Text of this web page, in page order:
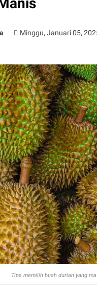
Minggu, Januari 05,
Tips memilih buah durian yang